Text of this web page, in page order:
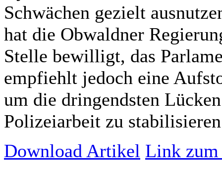
Schwächen gezielt
hat die Obwaldner
Stelle bewilligt, das
empfiehlt jedoch eine
um die dringendsten
Polizeiarbeit zu
Download Artikel Link